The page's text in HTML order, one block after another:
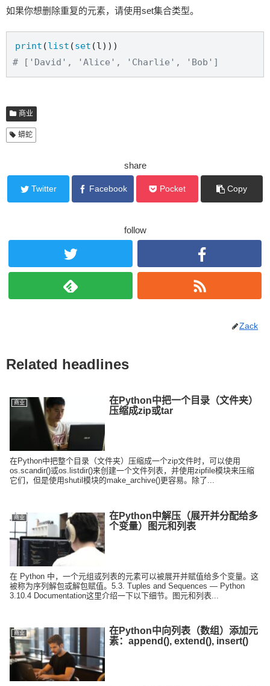
如果你想删除重复的元素，请使用set集合类型。
print (list (set
# ['David', 'Alice', 'Charlie', 'Bob']
商业
蟒蛇
share
Twitter Facebook Pocket Copy
follow
Zack
Related headlines
商业
在Python中把一个目录（文件夹）
压缩成zip或tar
在Python中把整个目录（文件夹）压缩成一个zip文件时，可以使用
os.scandir()或os.listdir()来创建一个文件列表，并使用zipfile模块来压缩
它们，但是使用shutil模块的make_archive()更容易。除了...
商业
在Python中解压（展开并分配给多
个变量）图元和列表
在 Python 中，一个元组或列表的元素可以被展开并赋值给多个变量。这
被称为序列解包或解包赋值。5.3. Tuples and Sequences — Python
3.10.4 Documentation这里介绍一下以下细节。图元和列表...
商业
在Python中向列表（数组）添加元
素：append(), extend(), insert()